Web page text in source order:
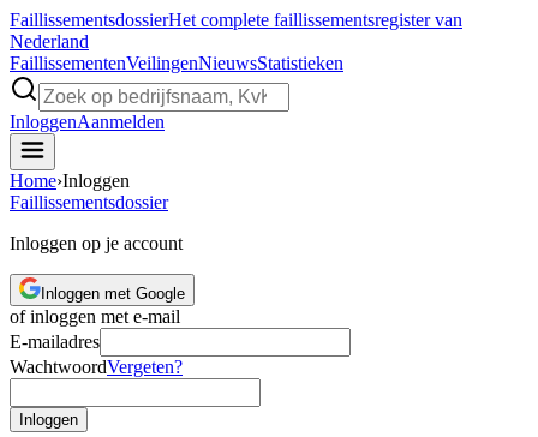
FaillissementsdossierHet complete faillissementsregister van
Nederland
FaillissementenVeilingenNieuwsStatistieken
InloggenAanmelden
Home›Inloggen
Faillissementsdossier
Inloggen op je account
Inloggen met Google
of inloggen met e-mail
E-mailadres
WachtwoordVergeten?
Inloggen